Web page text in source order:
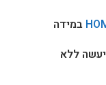
במידה
ללא